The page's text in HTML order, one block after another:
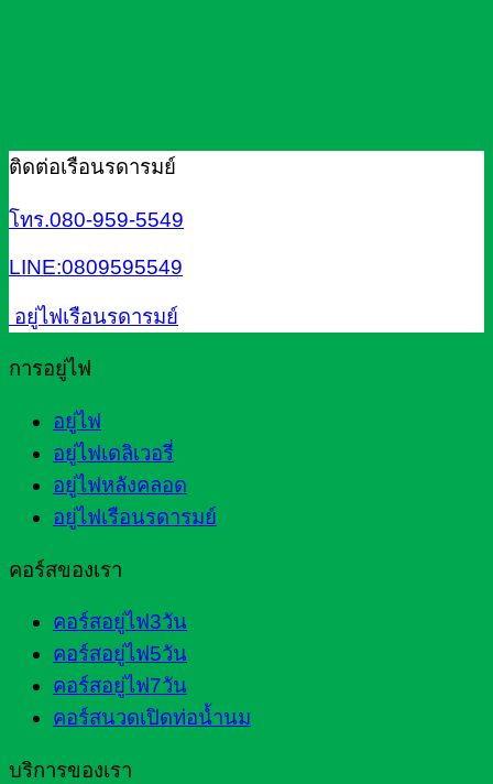
ติดต่อเรือนรดารมย์
โทร.080-959-5549
LINE:0809595549
อยู่ไฟเรือนรดารมย์
การอยู่ไฟ
อยู่ไฟ
อยู่ไฟเดลิเวอรี่
อยู่ไฟหลังคลอด
อยู่ไฟเรือนรดารมย์
คอร์สของเรา
คอร์สอยู่ไฟ3วัน
คอร์สอยู่ไฟ5วัน
คอร์สอยู่ไฟ7วัน
คอร์สนวดเปิดท่อน้ำนม
บริการของเรา